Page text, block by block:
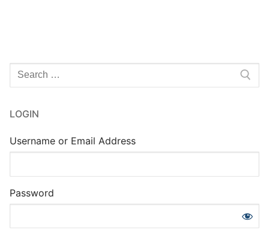
Rechercher
:
LOGIN
Username or Email Address
Password